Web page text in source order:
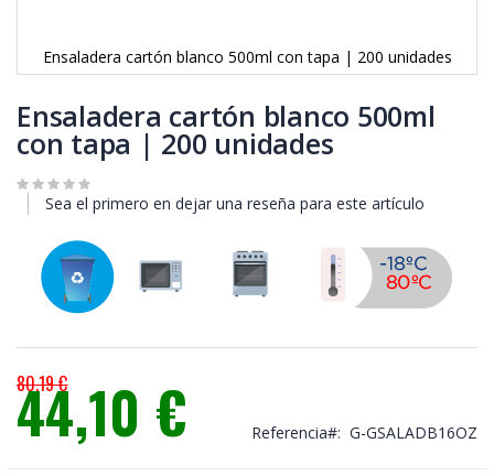
Ensaladera cartón blanco 500ml con tapa | 200 unidades
al
comienzo
de
galería
Ensaladera cartón blanco 500ml
con tapa | 200 unidades
Sea el primero en dejar una reseña para este artículo
80,19 €
Precio
especial
44,10 € Referencia G-GSALADB16OZ